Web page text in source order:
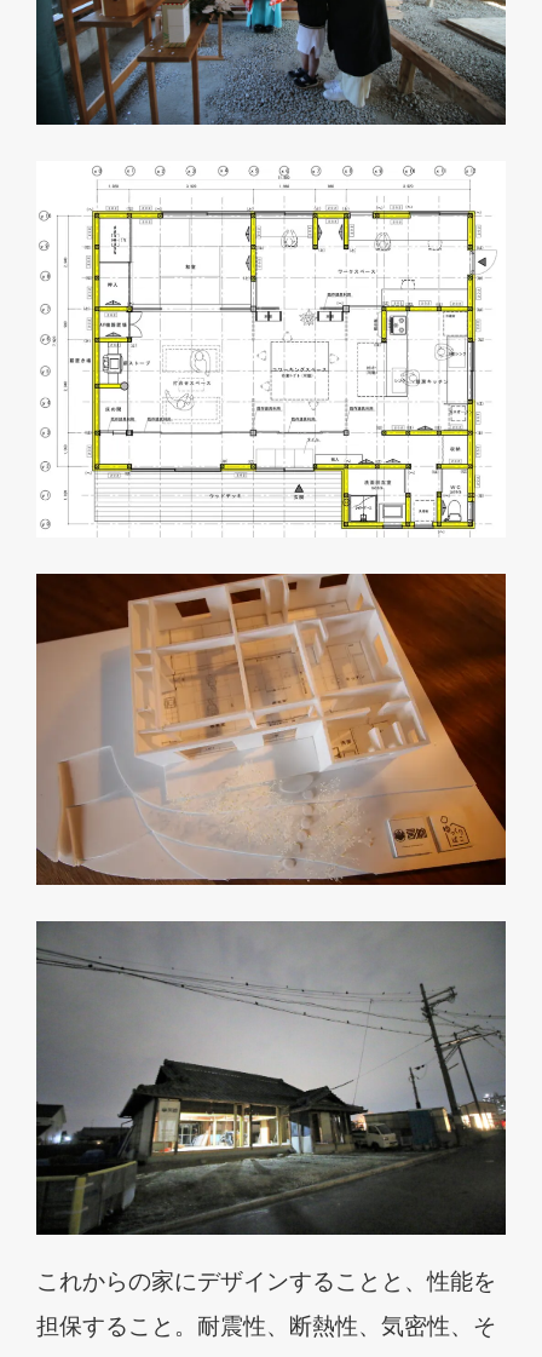
これからの家にデザインすることと、性能を
担保すること。耐震性、断熱性、気密性、そ